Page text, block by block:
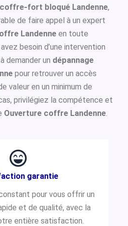
coffre-fort bloqué Landenne,
de faire appel à un expert
Landenne en toute
besoin d’une intervention
demander un dépannage
pour retrouver un accès
valeur en un minimum de
privilégiez la compétence et
Ouverture coffre Landenne.
garantie
pour vous offrir un
et de qualité, avec la
entière satisfaction.